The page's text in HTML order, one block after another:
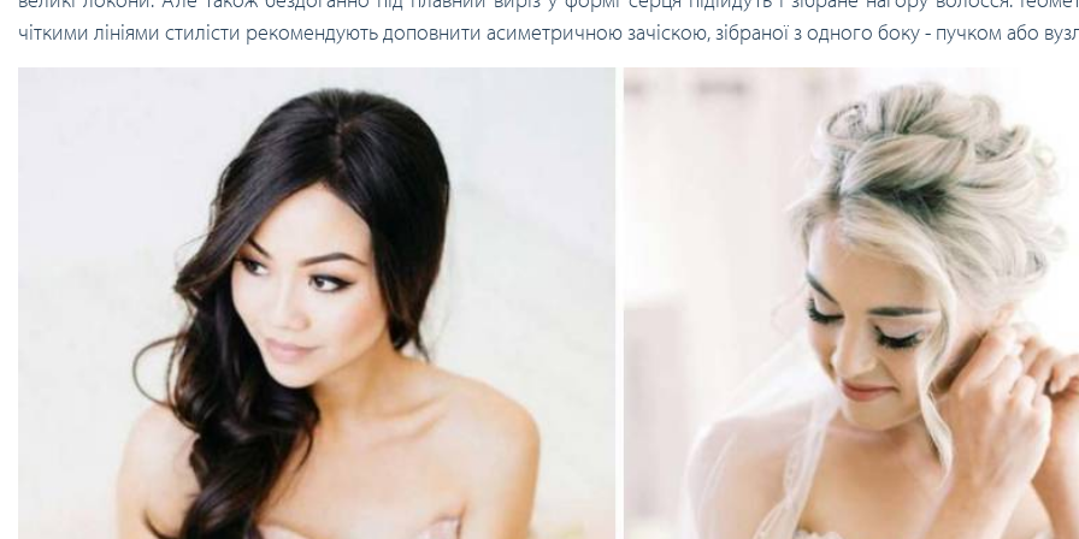
чіткими лініями стилісти рекомендують доповнити асиметричною зачіскою, зібраної з одного боку - пучком або